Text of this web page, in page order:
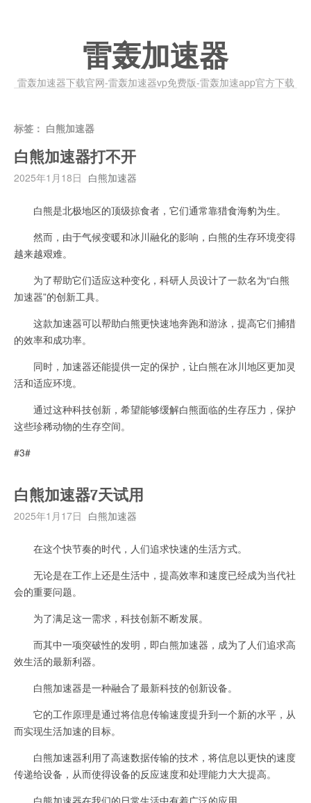
雷轰加速器
雷轰加速器下载官网-雷轰加速器vp免费版-雷轰加速app官方下载
标签： 白熊加速器
白熊加速器打不开
2025年1月18日 白熊加速器
白熊是北极地区的顶级掠食者，它们通常靠猎食海豹为生。
然而，由于气候变暖和冰川融化的影响，白熊的生存环境变得
越来越艰难。
为了帮助它们适应这种变化，科研人员设计了一款名为“白熊
加速器”的创新工具。
这款加速器可以帮助白熊更快速地奔跑和游泳，提高它们捕猎
的效率和成功率。
同时，加速器还能提供一定的保护，让白熊在冰川地区更加灵
活和适应环境。
通过这种科技创新，希望能够缓解白熊面临的生存压力，保护
这些珍稀动物的生存空间。
#3#
白熊加速器7天试用
2025年1月17日 白熊加速器
在这个快节奏的时代，人们追求快速的生活方式。
无论是在工作上还是生活中，提高效率和速度已经成为当代社
会的重要问题。
为了满足这一需求，科技创新不断发展。
而其中一项突破性的发明，即白熊加速器，成为了人们追求高
效生活的最新利器。
白熊加速器是一种融合了最新科技的创新设备。
它的工作原理是通过将信息传输速度提升到一个新的水平，从
而实现生活加速的目标。
白熊加速器利用了高速数据传输的技术，将信息以更快的速度
传递给设备，从而使得设备的反应速度和处理能力大大提高。
白熊加速器在我们的日常生活中有着广泛的应用。